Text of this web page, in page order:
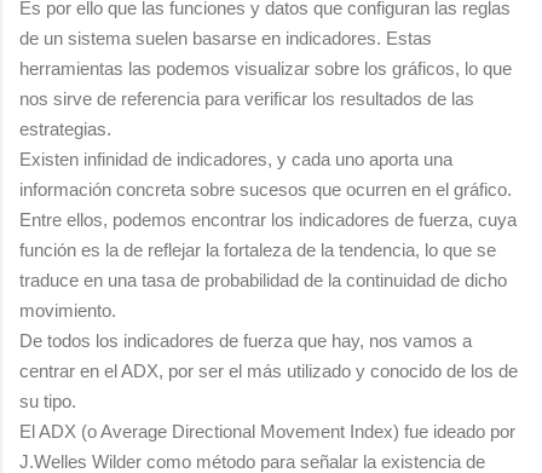
Es por ello que las funciones y datos que configuran las reglas
de un sistema suelen basarse en indicadores. Estas
herramientas las podemos visualizar sobre los gráficos, lo que
nos sirve de referencia para verificar los resultados de las
estrategias.
Existen infinidad de indicadores, y cada uno aporta una
información concreta sobre sucesos que ocurren en el gráfico.
Entre ellos, podemos encontrar los indicadores de fuerza, cuya
función es la de reflejar la fortaleza de la tendencia, lo que se
traduce en una tasa de probabilidad de la continuidad de dicho
movimiento.
De todos los indicadores de fuerza que hay, nos vamos a
centrar en el ADX, por ser el más utilizado y conocido de los de
su tipo.
El ADX (o Average Directional Movement Index) fue ideado por
J.Welles Wilder como método para señalar la existencia de